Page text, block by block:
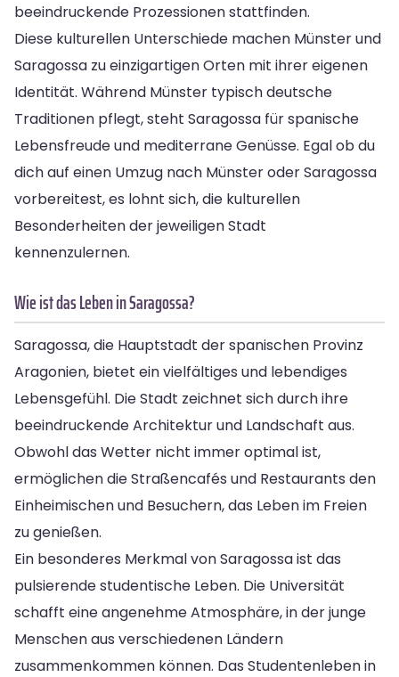
beeindruckende Prozessionen stattfinden.
Diese kulturellen Unterschiede machen Münster und
Saragossa zu einzigartigen Orten mit ihrer eigenen
Identität. Während Münster typisch deutsche
Traditionen pflegt, steht Saragossa für spanische
Lebensfreude und mediterrane Genüsse. Egal ob du
dich auf einen Umzug nach Münster oder Saragossa
vorbereitest, es lohnt sich, die kulturellen
Besonderheiten der jeweiligen Stadt
kennenzulernen.
Wie ist das Leben in Saragossa?
Saragossa, die Hauptstadt der spanischen Provinz
Aragonien, bietet ein vielfältiges und lebendiges
Lebensgefühl. Die Stadt zeichnet sich durch ihre
beeindruckende Architektur und Landschaft aus.
Obwohl das Wetter nicht immer optimal ist,
ermöglichen die Straßencafés und Restaurants den
Einheimischen und Besuchern, das Leben im Freien
zu genießen.
Ein besonderes Merkmal von Saragossa ist das
pulsierende studentische Leben. Die Universität
schafft eine angenehme Atmosphäre, in der junge
Menschen aus verschiedenen Ländern
zusammenkommen können. Das Studentenleben in